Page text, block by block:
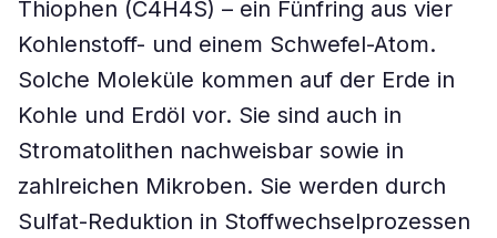
Thiophen (C4H4S) – ein Fünfring aus vier
Kohlenstoff- und einem Schwefel-Atom.
Solche Moleküle kommen auf der Erde in
Kohle und Erdöl vor. Sie sind auch in
Stromatolithen nachweisbar sowie in
zahlreichen Mikroben. Sie werden durch
Sulfat-Reduktion in Stoffwechselprozessen